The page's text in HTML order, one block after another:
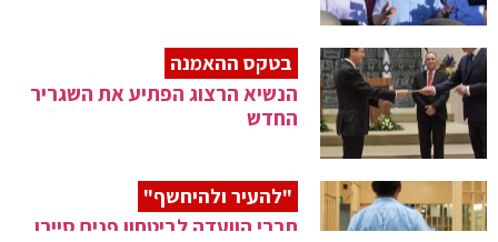
בטקס ההאמנה
הנשיא הרצוג הפתיע את השגריר
החדש
"להעיר ולהיחשף"
חברי הוועדה לביטחון פנים סיירו